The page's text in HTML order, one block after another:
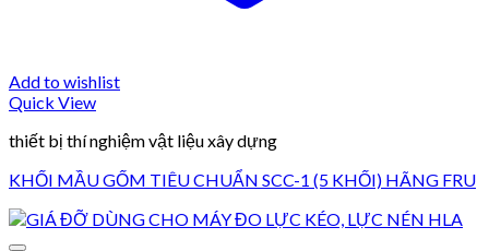
Add to wishlist
Quick View
thiết bị thí nghiệm vật liệu xây dựng
KHỐI MẦU GỐM TIÊU CHUẨN SCC-1 (5 KHỐI) HÃNG FRU